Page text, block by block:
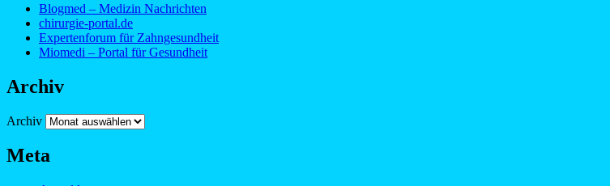
Blogmed – Medizin Nachrichten
chirurgie-portal.de
Expertenforum für Zahngesundheit
Miomedi – Portal für Gesundheit
Archiv
Archiv
Meta